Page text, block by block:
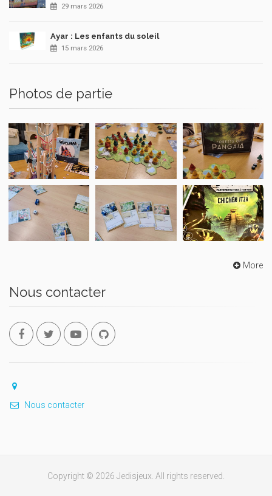
29 mars 2026
Ayar : Les enfants du soleil
15 mars 2026
Photos de partie
More
Nous contacter
Nous contacter
Copyright © 2026 Jedisjeux. All rights reserved.